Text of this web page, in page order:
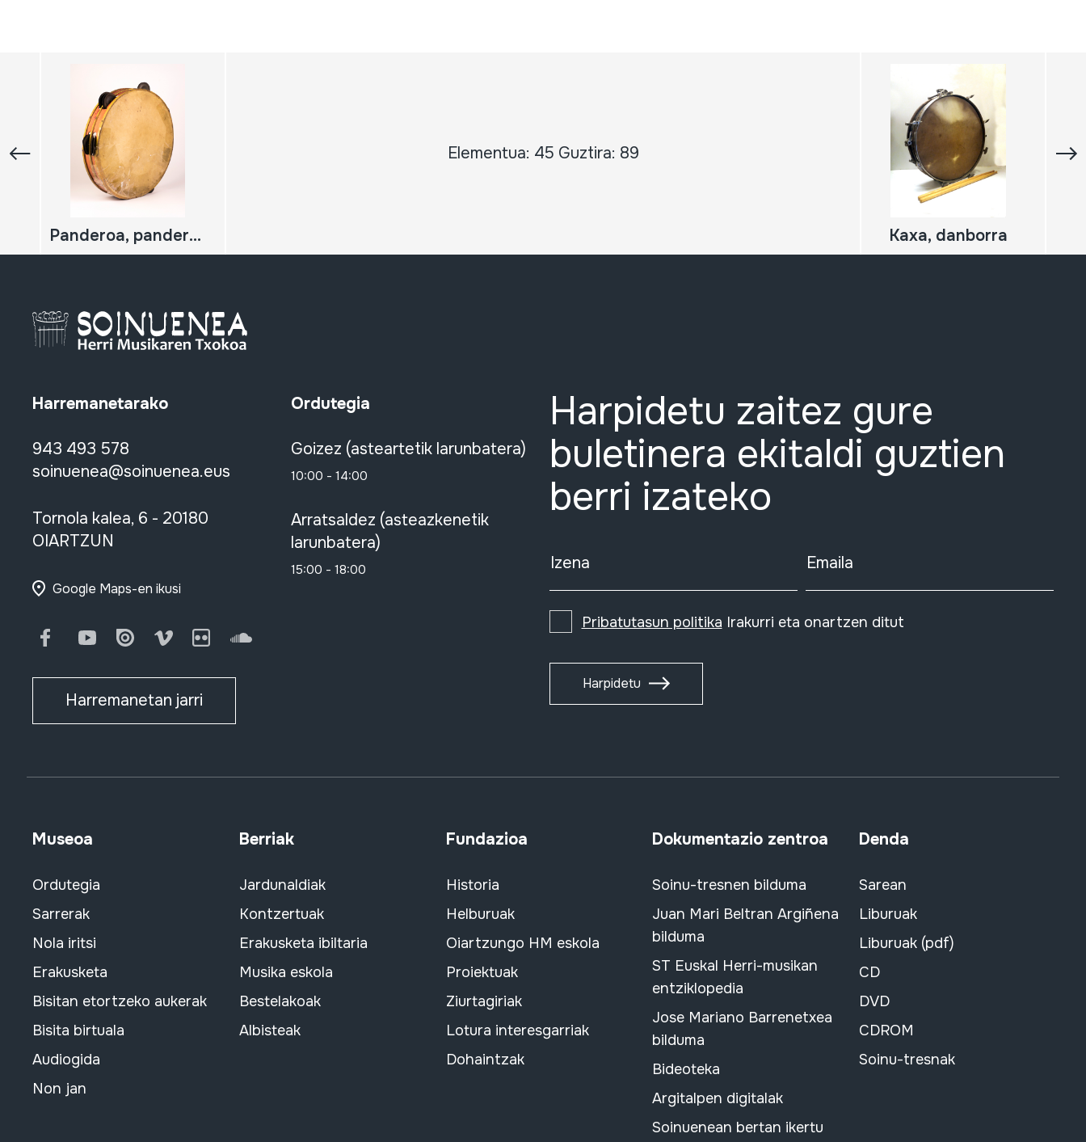
Elementua: 45 Guztira: 89
Panderoa, pandereta Kaxa, danborra
Harremanetarako
943 493 578
soinuenea@soinuenea.eus
Tornola kalea, 6 - 20180
OIARTZUN
Google Maps-en ikusi
FacebookYoutubeIssuu Vimeo FlickrSoundCloud
Harremanetan jarri
Ordutegia
Goizez (asteartetik larunbatera)
10:00 - 14:00
Arratsaldez (asteazkenetik
larunbatera)
15:00 - 18:00
Harpidetu zaitez gure
buletinera ekitaldi guztien
berri izateko
Izena Emaila
Pribatutasun politika Irakurri eta onartzen ditut
Harpidetu
Museoa
Ordutegia
Sarrerak
Nola iritsi
Erakusketa
Bisitan etortzeko aukerak
Bisita birtuala
Audiogida
Non jan
Berriak
Jardunaldiak
Kontzertuak
Erakusketa ibiltaria
Musika eskola
Bestelakoak
Albisteak
Fundazioa
Historia
Helburuak
Oiartzungo HM eskola
Proiektuak
Ziurtagiriak
Lotura interesgarriak
Dohaintzak
Dokumentazio zentroa
Soinu-tresnen bilduma
Juan Mari Beltran Argiñena
bilduma
ST Euskal Herri-musikan
entziklopedia
Jose Mariano Barrenetxea
bilduma
Bideoteka
Argitalpen digitalak
Soinuenean bertan ikertu
Denda
Sarean
Liburuak
Liburuak (pdf)
CD
DVD
CDROM
Soinu-tresnak